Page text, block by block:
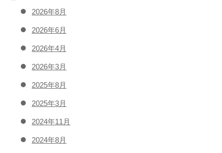
2026年8月
2026年6月
2026年4月
2026年3月
2025年8月
2025年3月
2024年11月
2024年8月